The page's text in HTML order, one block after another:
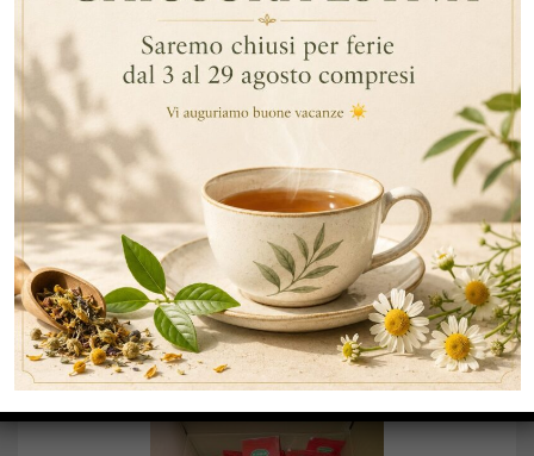
DESCRIZIONE
INFORMAZIONI AGGIUNTIVE
DESCRIZIONE
VANIGLIA, scatole da 25 filtri busta in polipropilene
trasparente.
PRODOTTI CORRELATI